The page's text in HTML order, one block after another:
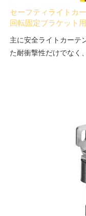
セーフティライトカ
回転固定ブラケット用
主に安全ライトカーテ
た耐衝撃性だけでなく